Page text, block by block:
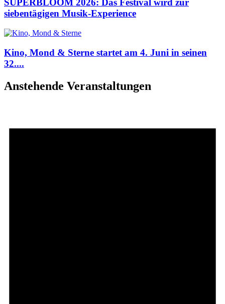
SUPERBLOOM 2026: Das Festival wird zur
siebentägigen Musik-Experience
Kino, Mond & Sterne startet am 4. Juni in seinen
32....
Anstehende Veranstaltungen